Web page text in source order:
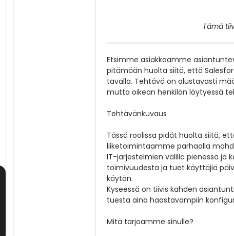
Tämä
Etsimme asiakkaamme
pitämään huolta siitä, että
tavalla. Tehtävä on alustavasti
mutta oikean henkilön löytyessä
Tehtävänkuvaus
Tässä roolissa pidät huolta siitä,
liiketoimintaamme parhaalla
IT-järjestelmien välillä pienessä ja
toimivuudesta ja tuet käyttäjiä
käytön.
Kyseessä on tiivis kahden
tuesta aina haastavampiin
Mitä tarjoamme sinulle?